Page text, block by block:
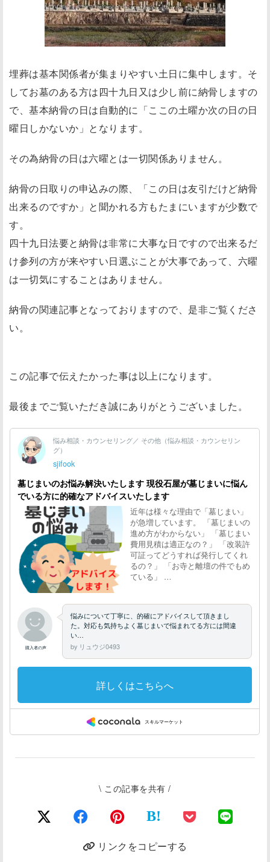
埋葬は基本関係者が集まりやすい土日に集中します。そ
してお墓のある方は四十九日又は少し前に納骨しますの
で、基本納骨の日は自動的に「ここの土曜か次の日の日
曜日しかないか」となります。
その為納骨の日は六曜とは一切関係ありません。
納骨の日取りの申込みの際、「この日は友引だけど納骨
出来るのですか」と聞かれる方もたまにいますが少数で
す。
四十九日法要と納骨は非常に大事な日ですので出来るだ
け参列の方が来やすい日選ぶことが大事であって、六曜
は一切気にすることはありません。
納骨の関連記事となっておりますので、是非ご覧くださ
い。
この記事で伝えたかった事は以上になります。
最後までご覧いただき誠にありがとうございました。
\ この記事を共有 /
B!
リンクをコピーする